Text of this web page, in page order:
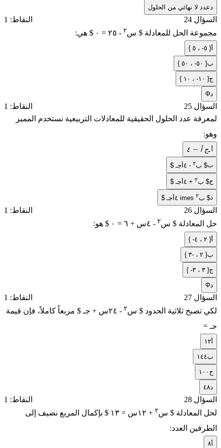
عدد لا نهائي من الحلول
السؤال 24
النقاط: 1
مجموعة الحل للمعادلة $ س ٢- ٢٥ = ٠ $ هي:
{ ٥- ، ٥ }
ب{ ٥٠- ، ٥٠ }
ج{ ١٠- ، ١٠ }
Φ
السؤال 25
النقاط: 1
لمعرفة عدد الحلول الحقيقية للمعادلات التربيعية نستخدم المميز
وهو:
٤ أجـ ٤ −أج ـ
ب$ ب ٢- ٤أجـ $
ج$ ب ٢+ ٤أجـ $
$ ب ٢imes ٤أجـ $
السؤال 26
النقاط: 1
حل المعادلة $ س ٢- ٤س + ٦ = ٠ $ هو:
{ -٢ ، ٤ }
ب{ ٢ ، -٣ }
ج{ -٣ ، ٣ }
Φ
السؤال 27
النقاط: 1
لكي تصبح ثلاثية الحدود $ س ٢
- ٢٤س + جـ $ مربعاً كاملاً، فإن قيمة
جـ =
١٢
ب١٤٤
ج١٠٠
٤٨
السؤال 28
النقاط: 1
لحل المعادلة $ س ٢
+ ١٢س = ١٣ $ بإكمال المربع نضيف إلى
الطرفين العدد:
٨